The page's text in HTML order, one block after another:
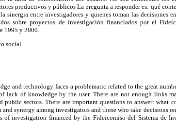
productivos y públicos La pregunta a responder es: qué
entre investigadores y quienes toman las decisiones
sobre proyectos de investigación financiados por el
1995 y 2000.
social.
and technology faces a problematic related to the great
lack of knowledge by the user. There are not enough links
sectors. There are important questions to answer: what
synergy among investigators and those who take decisions
of investigation financed by the Fideicomiso del Sistema de